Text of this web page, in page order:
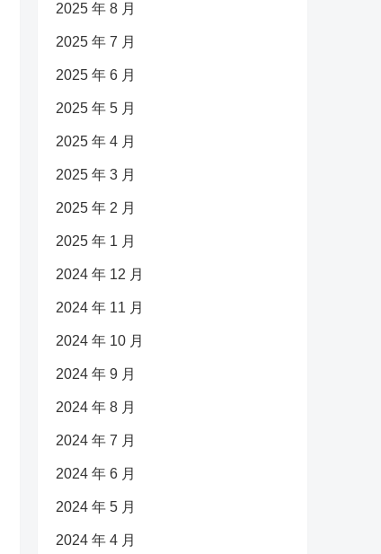
2025 年 8 月
2025 年 7 月
2025 年 6 月
2025 年 5 月
2025 年 4 月
2025 年 3 月
2025 年 2 月
2025 年 1 月
2024 年 12 月
2024 年 11 月
2024 年 10 月
2024 年 9 月
2024 年 8 月
2024 年 7 月
2024 年 6 月
2024 年 5 月
2024 年 4 月